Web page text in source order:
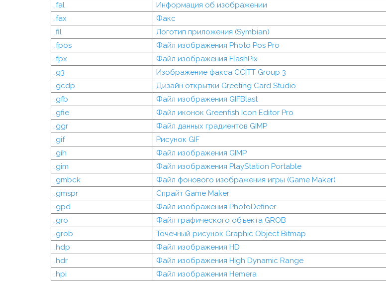
.fal
Информация об изображении
.fax
Факс
.fil
Логотип приложения (Symbian)
.fpos
Файл изображения Photo Pos Pro
.fpx
Файл изображения FlashPix
.g3
Изображение факса CCITT Group 3
.gcdp
Дизайн открытки Greeting Card Studio
.gfb
Файл изображения GIFBlast
.gfie
Файл иконок Greenfish Icon Editor Pro
.ggr
Файл данных градиентов GIMP
.gif
Рисунок GIF
.gih
Файл изображения GIMP
.gim
Файл изображения PlayStation Portable
.gmbck
Файл фонового изображения игры (Game Maker)
.gmspr
Спрайт Game Maker
.gpd
Файл изображения PhotoDefiner
.gro
Файл графического объекта GROB
.grob
Точечный рисунок Graphic Object Bitmap
.hdp
Файл изображения HD
.hdr
Файл изображения High Dynamic Range
.hpi
Файл изображения Hemera